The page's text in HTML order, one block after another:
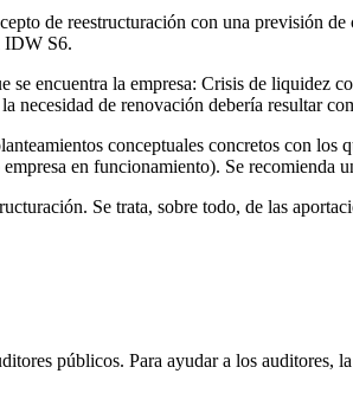
de reestructuración con una previsión
IDW S6.
encuentra la empresa: Crisis de liquidez
necesidad de renovación debería resultar
conceptuales concretos con los
en funcionamiento). Se recomienda
Se trata, sobre todo, de las
públicos. Para ayudar a los auditores,